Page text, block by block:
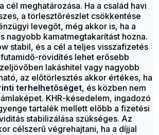
cél meghatározása. Ha a család havi
a törlesztőrészlet csökkentése
levegőt, még akkor is, ha a
nagyobb kamatmegtakarítást hozna.
stabil, és a cél a teljes visszafizetés
rövidítés lehet erősebb
lakáshitel vagy nagyobb
az előtörlesztés akkor értékes, ha
terhelhetőséget, és közben nem
KHR-késedelem, ingadozó
tartalék mellett előbb a fizetési
stabilizálása szükséges. Az
célszerű végrehajtani, ha a díjjal